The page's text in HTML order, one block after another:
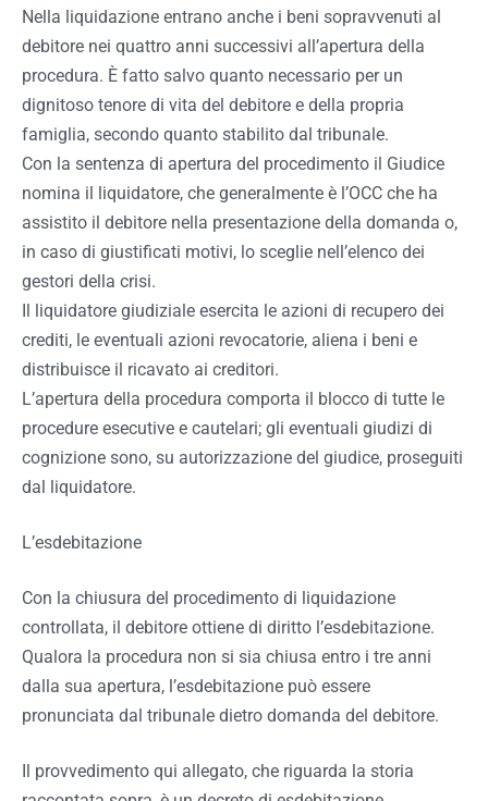
Nella liquidazione entrano anche i beni sopravvenuti al
debitore nei quattro anni successivi all’apertura della
procedura. È fatto salvo quanto necessario per un
dignitoso tenore di vita del debitore e della propria
famiglia, secondo quanto stabilito dal tribunale.
Con la sentenza di apertura del procedimento il Giudice
nomina il liquidatore, che generalmente è l’OCC che ha
assistito il debitore nella presentazione della domanda o,
in caso di giustificati motivi, lo sceglie nell’elenco dei
gestori della crisi.
Il liquidatore giudiziale esercita le azioni di recupero dei
crediti, le eventuali azioni revocatorie, aliena i beni e
distribuisce il ricavato ai creditori.
L’apertura della procedura comporta il blocco di tutte le
procedure esecutive e cautelari; gli eventuali giudizi di
cognizione sono, su autorizzazione del giudice, proseguiti
dal liquidatore.
L’esdebitazione
Con la chiusura del procedimento di liquidazione
controllata, il debitore ottiene di diritto l’esdebitazione.
Qualora la procedura non si sia chiusa entro i tre anni
dalla sua apertura, l’esdebitazione può essere
pronunciata dal tribunale dietro domanda del debitore.
Il provvedimento qui allegato, che riguarda la storia